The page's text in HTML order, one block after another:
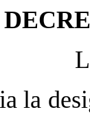
la